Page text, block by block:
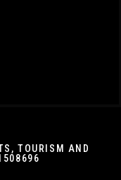
TOURISM AND